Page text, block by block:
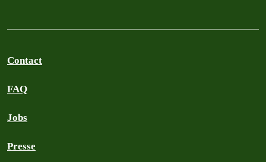
Contact
FAQ
Jobs
Presse